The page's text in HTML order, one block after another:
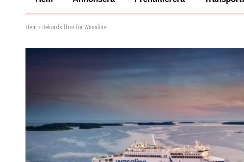
Hem » Rekordsiffror för Wasaline